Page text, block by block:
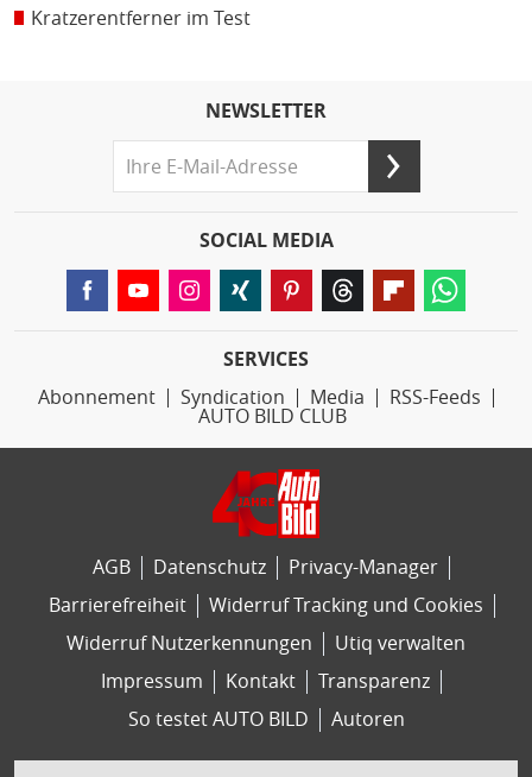
Kratzerentferner im Test
NEWSLETTER
SOCIAL MEDIA
SERVICES
Abonnement
Syndication Media
RSS-Feeds
AUTO BILD CLUB
AGB Datenschutz
Privacy-Manager
Barrierefreiheit
Widerruf Tracking und Cookies
Widerruf Nutzerkennungen
Utiq verwalten
Impressum
Kontakt
Transparenz
So testet AUTO BILD
Autoren